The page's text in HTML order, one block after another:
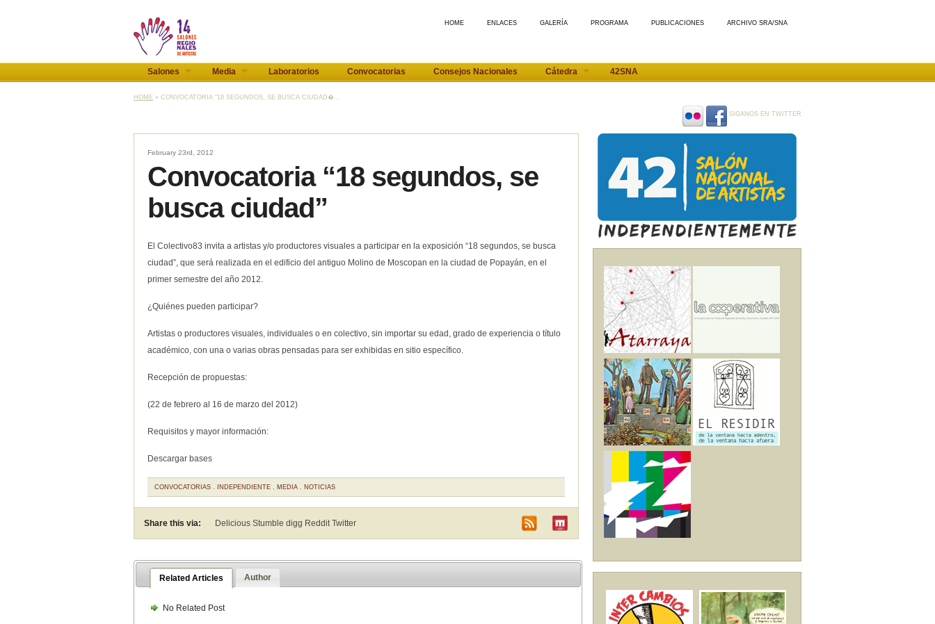
HOME ENLACES GALERÍA PROGRAMA PUBLICACIONES ARCHIVO SRA/SNA
Salones Media Laboratorios Convocatorias Consejos Nacionales Cátedra 42SNA
HOME » CONVOCATORIA “18 SEGUNDOS, SE BUSCA CIUDAD�...
SIGANOS EN TWITTER
SIGANOS
FACEBOOK
SIGANOS
EN
FLICKR
February 23rd, 2012
Convocatoria “18 segundos, se
busca ciudad”
El Colectivo83 invita a artistas y/o productores visuales a participar en la exposición “18 segundos, se busca
ciudad”, que será realizada en el edificio del antiguo Molino de Moscopan en la ciudad de Popayán, en el
primer semestre del año 2012.
¿Quiénes pueden participar?
Artistas o productores visuales, individuales o en colectivo, sin importar su edad, grado de experiencia o título
académico, con una o varias obras pensadas para ser exhibidas en sitio específico.
Recepción de propuestas:
(22 de febrero al 16 de marzo del 2012)
Requisitos y mayor información:
Descargar bases
CONVOCATORIAS . INDEPENDIENTE . MEDIA . NOTICIAS
Share this via: Delicious Stumble digg RedditTwitter
Related Articles Author
No Related Post